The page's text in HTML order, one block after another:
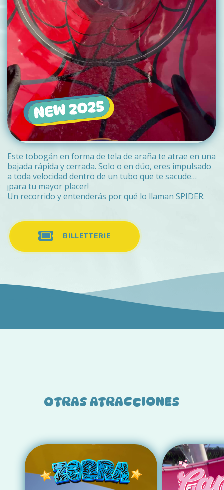
Este tobogán en forma de tela de araña te atrae en una
bajada rápida y cerrada. Solo o en dúo, eres impulsado
a toda velocidad dentro de un tubo que te sacude…
¡para tu mayor placer!
Un recorrido y entenderás por qué lo llaman SPIDER.
BILLETTERIE
OTRAS ATRACCIONES